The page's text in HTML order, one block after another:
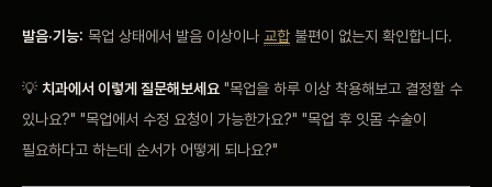
발음·기능: 목업 상태에서 발음 이상이나 교합 불편이 없는지 확인합니다.
💡 치과에서 이렇게 질문해보세요 "목업을 하루 이상 착용해보고 결정할 수
있나요?" "목업에서 수정 요청이 가능한가요?" "목업 후 잇몸 수술이
필요하다고 하는데 순서가 어떻게 되나요?"